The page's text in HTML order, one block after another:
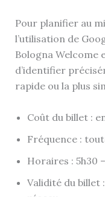
Pour planifier au
l’utilisation de
Bologna Welcome
d’identifier
rapide ou la plus
Coût du billet :
Fréquence :
Horaires : 5h30
Validité du billet